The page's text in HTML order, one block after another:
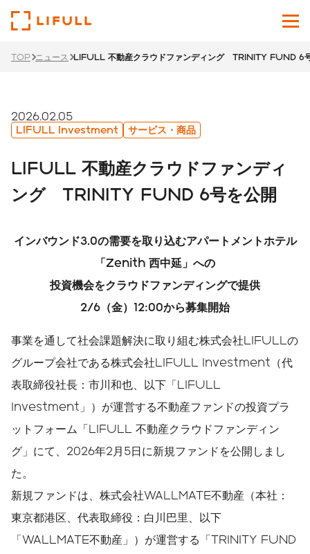
Japanese English
サービス
ニュース
TOP ニュース LIFULL 不動産クラウドファンディング TRINITY FUND 6
2026.02.05
LIFULL Investment サービス・商品
LIFULL 不動産クラウドファンディ
ング TRINITY FUND 6号を公開
インバウンド3.0の需要を取り込むアパートメントホテル
「Zenith 西中延」への
投資機会をクラウドファンディングで提供
2/6（金）12:00から募集開始
事業を通して社会課題解決に取り組む株式会社LIFULLの
グループ会社である株式会社LIFULL Investment（代
表取締役社長：市川和也、以下「LIFULL
Investment」）が運営する不動産ファンドの投資プラ
ットフォーム「LIFULL 不動産クラウドファンディン
グ」にて、2026年2月5日に新規ファンドを公開しまし
た。
新規ファンドは、株式会社WALLMATE不動産（本社：
東京都港区、代表取締役：白川巴里、以下
「WALLMATE不動産」）が運営する「TRINITY FUND